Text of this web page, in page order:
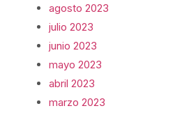
agosto 2023
julio 2023
junio 2023
mayo 2023
abril 2023
marzo 2023